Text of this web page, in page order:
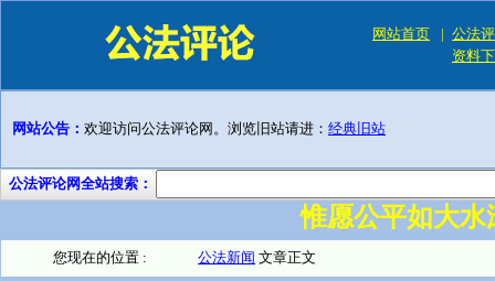
网站首页 | 公法
资料
网站公告： 欢迎访问公法评论网。浏览旧站请进： 经典旧站
公法评论网全站搜索：
惟愿公平如大
您现在的位置 : 公法新闻 文章正文